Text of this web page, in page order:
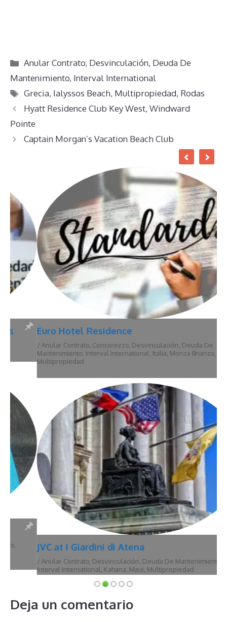
Categorías
Anular Contrato, Desvinculación, Deuda De
Mantenimiento, Interval International
Etiquetas
Grecia, Ialyssos Beach, Multipropiedad, Rodas
Hyatt Residence Club Key West, Windward
Pointe
Captain Morgan’s Vacation Beach Club
Euro Hotel Residence
Anular Contrato ,Concorezzo,Desvinculación,Deuda De
Mantenimiento,Interval International,Italia,Monza Brianza,
Multipropiedad
JVC at I Giardini di Atena
Anular Contrato ,Desvinculación,Deuda De Mantenimiento,Hawái,
Interval International,Kahana, Maui,Multipropiedad